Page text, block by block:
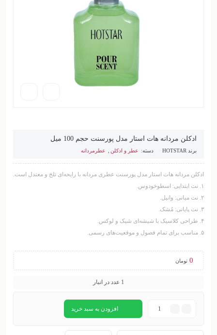
ادکلن مردانه هات استار مدل پورسنت حجم 100 میل
برند HOTSTAR دسته: عطر و ادکلن عطرمردانه
ادکلن مردانه هات استار مدل پورسنت عطری مردانه با رایحه‌ای تلخ و معتدل است.
۱. نت ابتدایی: اسطوخودوس.
۲. نت میانی: وانیل.
۳. نت پایانی: مُشک.
۴. طراحی کلاسیک با شیشه‌ای شیک و لوکس.
۵. مناسب برای تمام فصول و موقعیت‌های رسمی.
0 تومان
1 عدد در انبار
افزودن به سبد خرید